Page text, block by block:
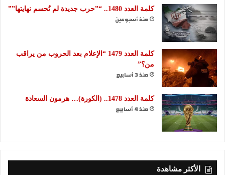
كلمة العدد 1480.. “”حرب جديدة لم تُحسم نهايتها””
منذ أسبوعين
كلمة العدد 1479 “الإعلام بعد الحروب من يراقب
من؟”
منذ 3 أسابيع
كلمة العدد 1478.. (الكورة)… هرمون السعادة
منذ 4 أسابيع
الأكثر مشاهدة